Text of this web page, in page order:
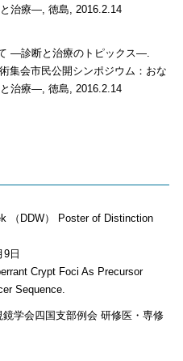
治療―, 徳島, 2016.2.14
―診断と治療のトピックス―.
集会市民公開シンポジウム：おな
治療―, 徳島, 2016.2.14
（DDW） Poster of Distinction
日
Crypt Foci As Precursor
Sequence.
学会四国支部例会 研修医・専修